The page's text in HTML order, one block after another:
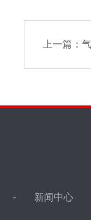
上一篇：
新闻中心